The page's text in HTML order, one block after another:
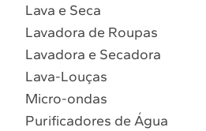
Localizar
Lava e Seca
Lavadora de Roupas
Lavadora e Secadora
Lava-Louças
Micro-ondas
Purificadores de Água